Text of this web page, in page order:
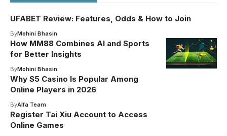
UFABET Review: Features, Odds & How to Join
ByMohini Bhasin
How MM88 Combines AI and Sports
for Better Insights
ByMohini Bhasin
Why S5 Casino Is Popular Among
Online Players in 2026
ByAlfa Team
Register Tai Xiu Account to Access
Online Games